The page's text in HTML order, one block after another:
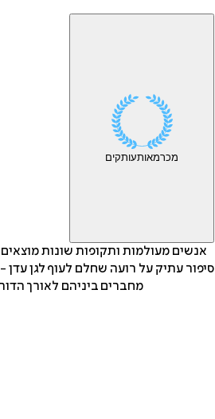
מכרמאותעותקים
אנשים מעולמות ותקופות שונות מוצאים
סיפור עתיק על רועה שחלם לעוף לגן
מחברים ביניהם לאורך